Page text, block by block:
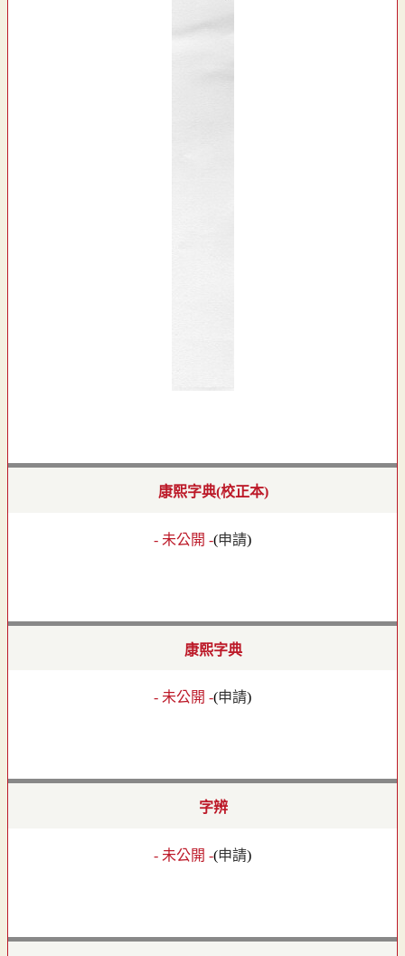
康熙字典(校正本)
- 未公開 -(申請)
康熙字典
- 未公開 -(申請)
字辨
- 未公開 -(申請)